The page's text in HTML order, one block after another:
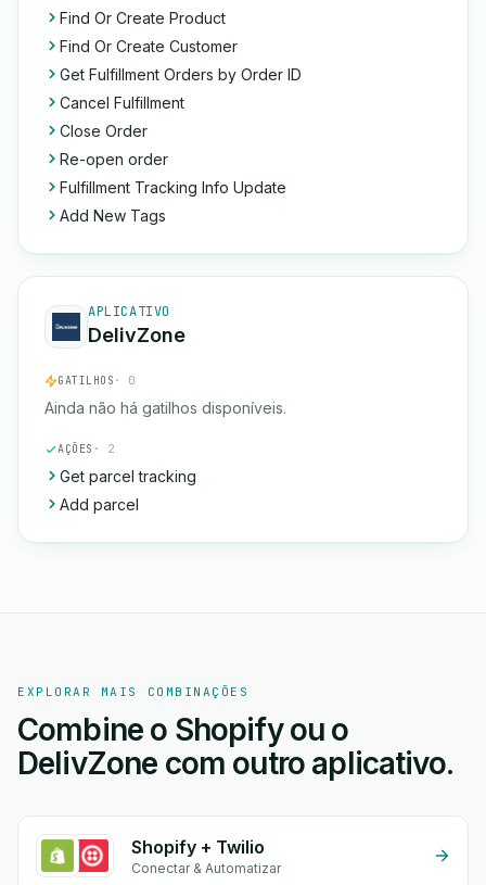
Find Or Create Product
Find Or Create Customer
Get Fulfillment Orders by Order ID
Cancel Fulfillment
Close Order
Re-open order
Fulfillment Tracking Info Update
Add New Tags
APLICATIVO
DelivZone
GATILHOS · 0
Ainda não há gatilhos disponíveis.
AÇÕES · 2
Get parcel tracking
Add parcel
EXPLORAR MAIS COMBINAÇÕES
Combine o Shopify ou o
DelivZone com outro aplicativo.
Shopify + Twilio
Conectar & Automatizar